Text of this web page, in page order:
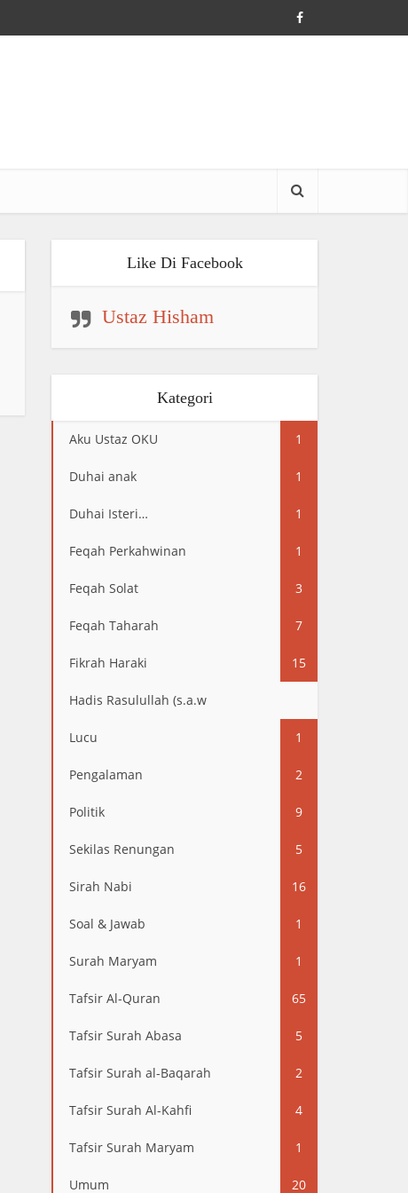
Like Di Facebook
Ustaz Hisham
Kategori
Aku Ustaz OKU 1
Duhai anak 1
Duhai Isteri… 1
Feqah Perkahwinan 1
Feqah Solat 3
Feqah Taharah 7
Fikrah Haraki 15
Hadis Rasulullah (s.a.w
Lucu 1
Pengalaman 2
Politik 9
Sekilas Renungan 5
Sirah Nabi 16
Soal & Jawab 1
Surah Maryam 1
Tafsir Al-Quran 65
Tafsir Surah Abasa 5
Tafsir Surah al-Baqarah 2
Tafsir Surah Al-Kahfi 4
Tafsir Surah Maryam 1
Umum 20